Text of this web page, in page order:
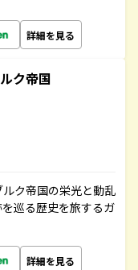
詳細を見る
ク帝国
ルク帝国の栄光と動乱
巡る歴史を旅するガ
詳細を見る